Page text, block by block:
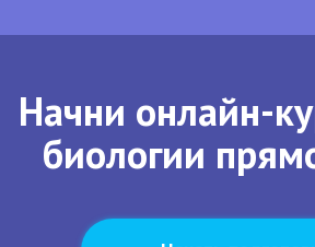
Начни онлайн-
биологии